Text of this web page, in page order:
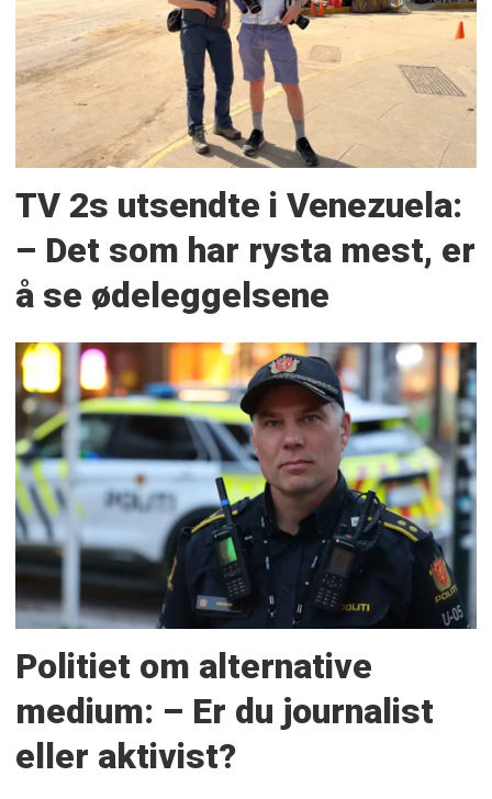
TV 2s utsendte i Venezuela:
– Det som har rysta mest, er
å se ødeleggelsene
Politiet om alternative
medium: – Er du journalist
eller aktivist?